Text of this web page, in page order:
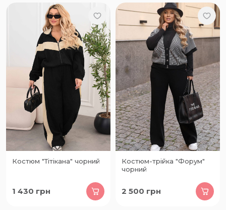
Костюм "Тітікана" чорний
1 430 грн
Костюм-трійка "Форум"
чорний
2 500 грн